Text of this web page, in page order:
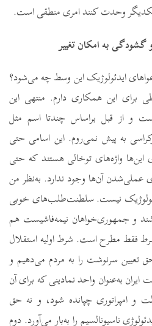
وحدت کنند امری منطقی است.
به امکان تغییر
ایدئولوژیک این وسط چه می‌شود؟
این همکاری دارم. منتهی این
و از قبل براساس چندتا اسم مثل
به پیش نمی‌روم. این اسامی حتی
واژه‌های توخالی هستند که حتی
آن‌ها وجود ندارد. به‌نظر من
نیست. سلطنت‌طلب‌های خوبی
و جمهوری‌خواهان نیمه‌فاشیست هم
فقط مطرح است. شرط اولیه استقلال
تعیین سرنوشت را به مردم می‌دهیم و
ایرانبه‌عنوان واحد نمادینی که برای آن
امپراتوری چپانده شود، و نه حق
ناسیونالسیم را به‌بار می‌آورد‌. دوم